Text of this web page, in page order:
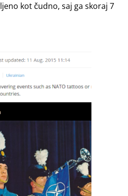
kot čudno, saj ga skoraj 7